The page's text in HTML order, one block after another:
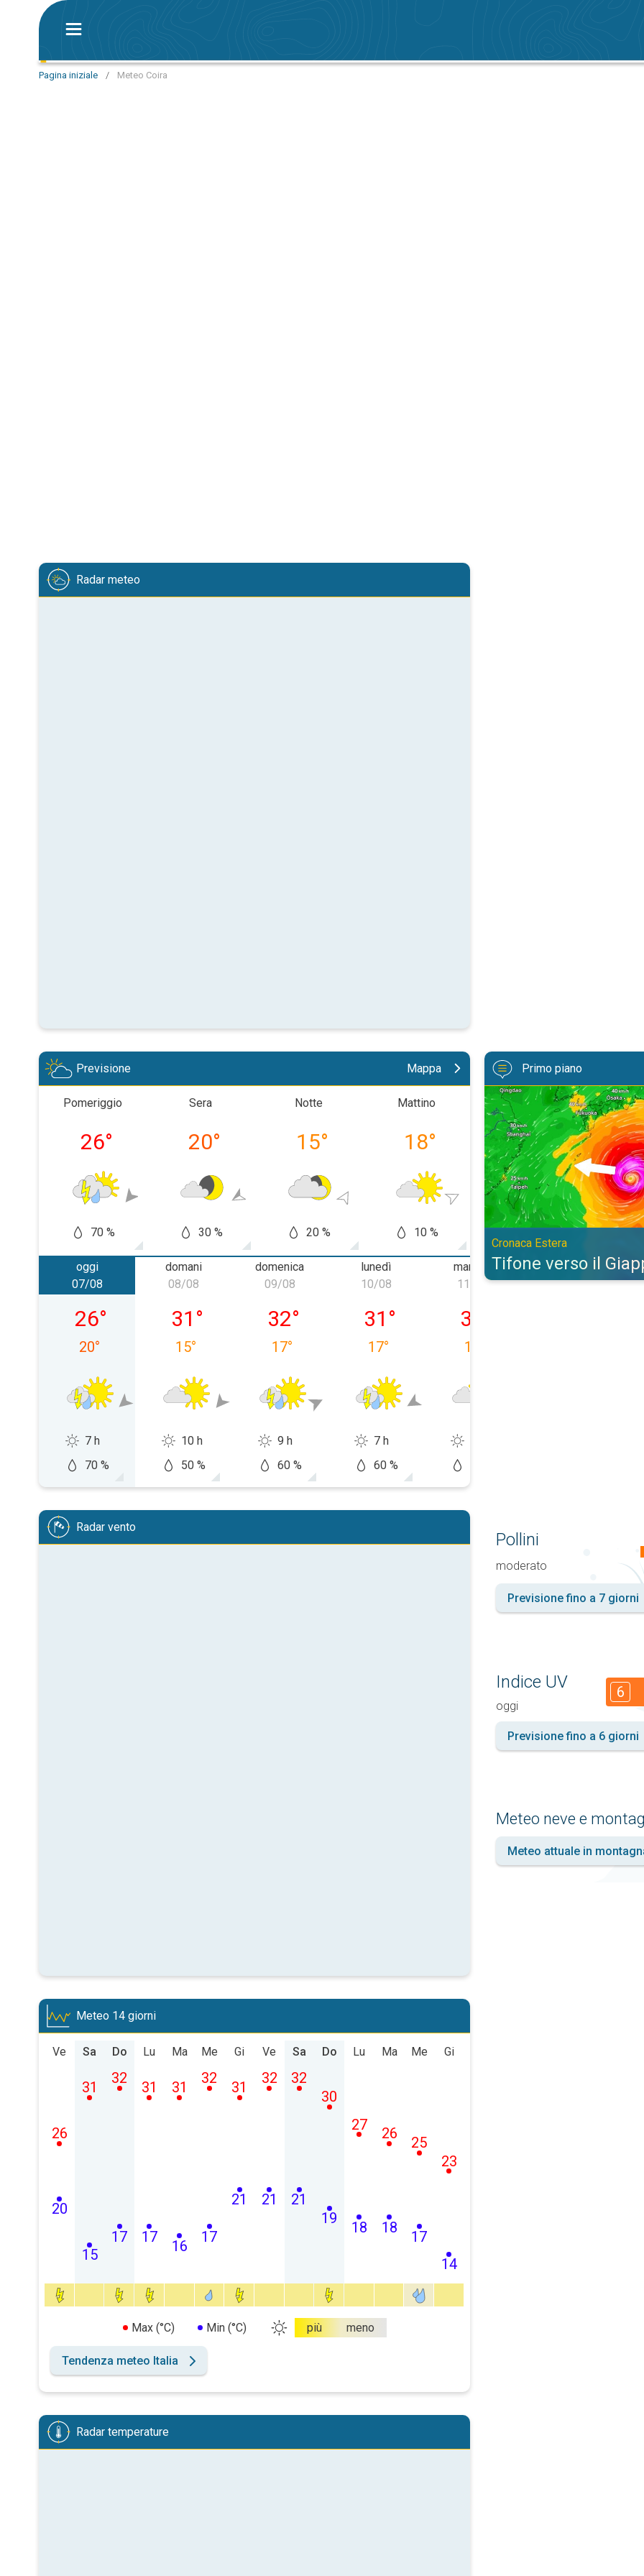
Pagina iniziale / Meteo Coira
Radar meteo
Previsione Mappa
Pomeriggio
26°
70 %
Sera
20°
30 %
Notte
15°
20 %
Mattino
18°
10 %
Pomeriggio
31°
50 %
Sera
22
oggi
venerdì 07/08
07/08
26°
20°
7 h
70 %
domani
sabato 08/08
08/08
31 °
15°
10 h
50 %
domenica
domenica 09/08
09/08
32°
17°
9 h
60 %
lunedì
lunedì 10/08
10/08
31 °
17°
7 h
60 %
martedì
11/08
31
16
mercoledì
12/08
Primo piano
Tifone verso il Giappone.
Cronaca Estera
Tifone verso il
Radar vento
Meteo 14 giorni
Ve
20
26
Sa
15
31
Do
17
32
Lu
17
31
Ma
16
31
Me
17
32
Gi
21
31
Ve
21
32
Sa
21
32
Do
19
30
Lu
18
27
Ma
18
26
Me
17
25
Gi
14
23
Max (°C) Min (°C) più meno
Tendenza meteo Italia
Radar temperature
Pollini
moderato
Previsione fino a 7 giorni
Indice UV
oggi
6
Previsione fino a 6 giorni
Meteo neve e
Meteo attuale in